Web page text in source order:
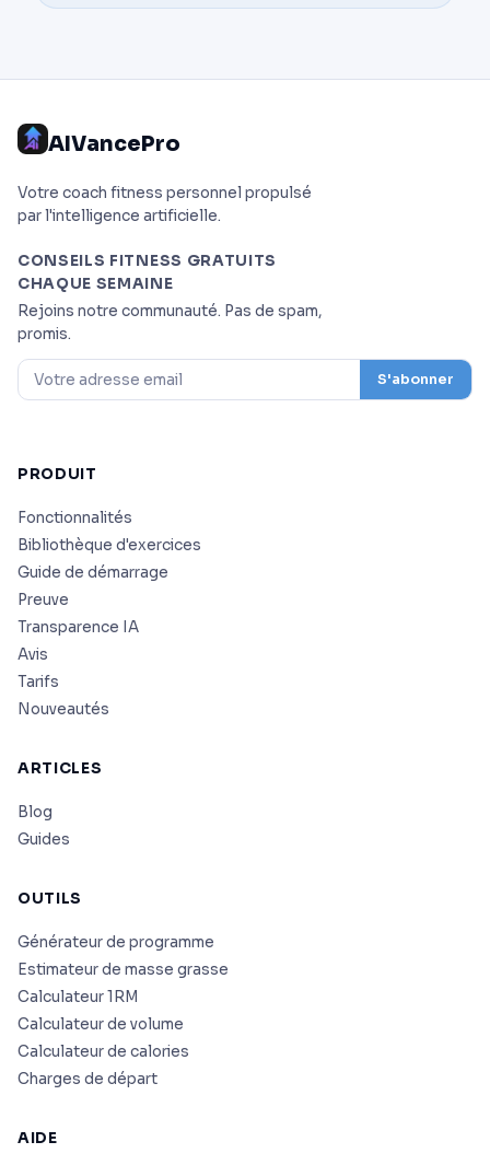
AIVancePro
Votre coach fitness personnel propulsé
par l'intelligence artificielle.
CONSEILS FITNESS GRATUITS
CHAQUE SEMAINE
Rejoins notre communauté. Pas de spam,
promis.
S'abonner
PRODUIT
Fonctionnalités
Bibliothèque d'exercices
Guide de démarrage
Preuve
Transparence IA
Avis
Tarifs
Nouveautés
ARTICLES
Blog
Guides
OUTILS
Générateur de programme
Estimateur de masse grasse
Calculateur 1RM
Calculateur de volume
Calculateur de calories
Charges de départ
AIDE